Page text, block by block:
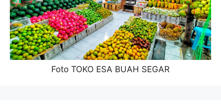
Foto TOKO ESA BUAH SEGAR